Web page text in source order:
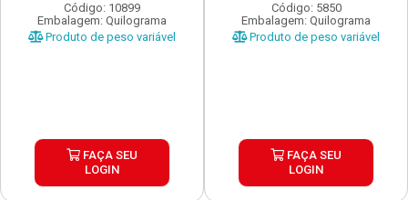
Código: 10899
Embalagem: Quilograma
Produto de peso variável
FAÇA SEU
LOGIN
Código: 5850
Embalagem: Quilograma
Produto de peso variável
FAÇA SEU
LOGIN